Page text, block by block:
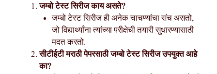
जम्बो टेस्ट सिरीज काय असते?
जम्बो टेस्ट सिरीज ही अनेक चाचण्यांचा संच असतो,
जो विद्यार्थ्यांना त्यांच्या परीक्षेची तयारी सुधारण्यासाठी
मदत करतो.
सीटीईटी मराठी पेपरसाठी जम्बो टेस्ट सिरीज उपयुक्त आहे
का?